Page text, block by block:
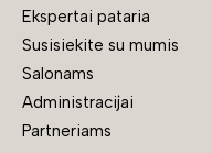
Ekspertai pataria
Susisiekite su mumis
Salonams
Administracijai
Partneriams